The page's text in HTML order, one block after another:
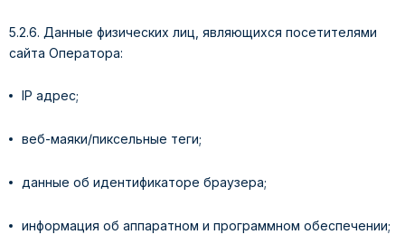
5.2.6. Данные физических лиц, являющихся посетителями
сайта Оператора:
IP адрес;
веб-маяки/пиксельные теги;
данные об идентификаторе браузера;
информация об аппаратном и программном обеспечении;